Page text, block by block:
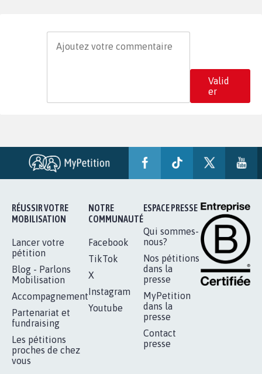
Valid
er
RÉUSSIR VOTRE
MOBILISATION
Lancer votre
pétition
Blog - Parlons
Mobilisation
Accompagnement
Partenariat et
fundraising
Les pétitions
proches de chez
vous
NOTRE
COMMUNAUTÉ
Facebook
TikTok
X
Instagram
Youtube
ESPACE PRESSE
Qui sommes-
nous?
Nos pétitions
dans la
presse
MyPetition
dans la
presse
Contact
presse